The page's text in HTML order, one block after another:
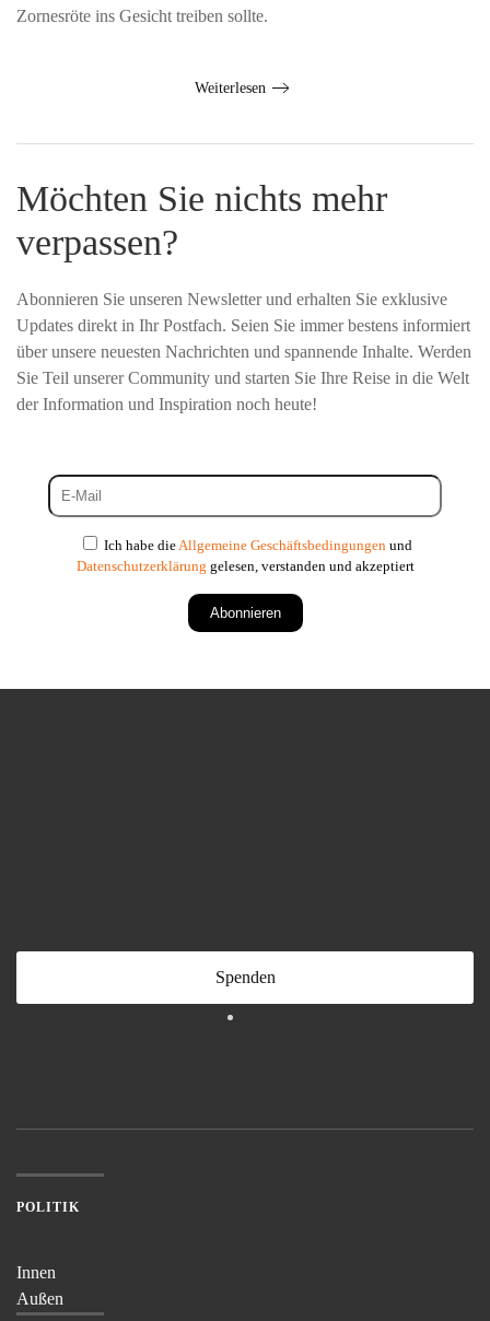
Zornesröte ins Gesicht treiben sollte.
Weiterlesen
Möchten Sie nichts mehr
verpassen?
Abonnieren Sie unseren Newsletter und erhalten Sie exklusive
Updates direkt in Ihr Postfach. Seien Sie immer bestens informiert
über unsere neuesten Nachrichten und spannende Inhalte. Werden
Sie Teil unserer Community und starten Sie Ihre Reise in die Welt
der Information und Inspiration noch heute!
Ich habe die Allgemeine Geschäftsbedingungen und
Datenschutzerklärung gelesen, verstanden und akzeptiert
Abonnieren
Spenden
POLITIK
Innen
Außen